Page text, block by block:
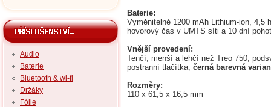
Audio
Baterie
Bluetooth & wi-fi
Držáky
Fólie
Baterie:
Vyměnitelné 1200 mAh Lithium-ion, 4,5
hovorový čas v UMTS síti a 10 dní
Vnější provedení:
Tenčí, menší a lehčí než Treo 750,
postranní tlačítka, černá barevná
Rozměry:
110 x 61,5 x 16,5 mm